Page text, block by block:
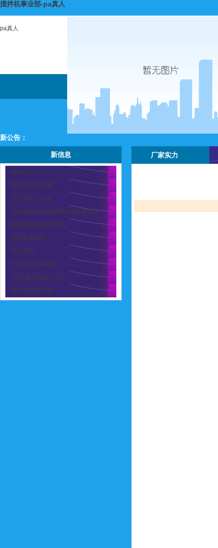
搅拌机事业部-pa真人
pa真人
新公告：
新信息
我们的厂区
我们的团队力量
我们的办公区域
旭众集团抗疫情献爱心志愿者团队
宽敞明亮的机器展厅
搅拌机事业部
成品仓库
2021我们的新展厅
2021我们的新办公区
包子机安装车间
厂家实力